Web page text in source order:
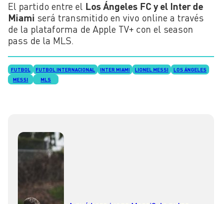
El partido entre el Los Ángeles FC y el Inter de
Miami será transmitido en vivo online a través
de la plataforma de Apple TV+ con el season
pass de la MLS.
FUTBOL FUTBOL INTERNACIONAL INTER MIAMI LIONEL MESSI
LOS ÁNGELES
MESSI
MLS